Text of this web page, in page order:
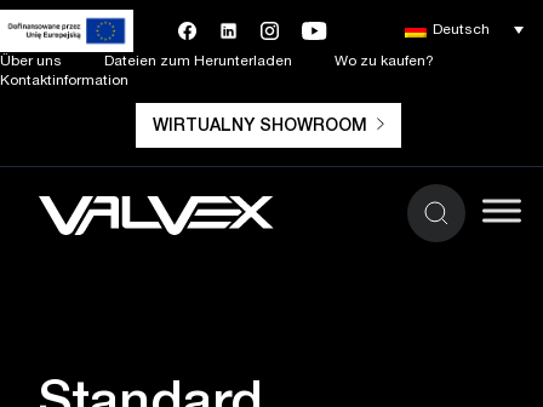
Über uns Dateien zum Herunterladen
Wo zu kaufen?
Kontaktinformation
WIRTUALNY SHOWROOM
Deutsch